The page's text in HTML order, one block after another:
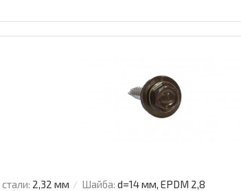
2,32 мм Шайба: d=14 мм, EPDM 2,8